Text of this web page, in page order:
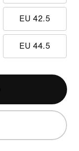
EU 42.5
EU 44.5